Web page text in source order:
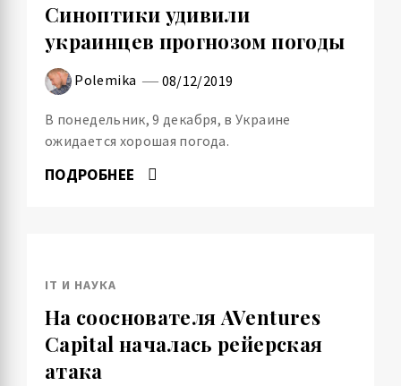
Синоптики удивили
украинцев прогнозом погоды
Polemika 08/12/2019
В понедельник, 9 декабря, в Украине
ожидается хорошая погода.
ПОДРОБНЕЕ
IT И НАУКА
На сооснователя AVentures
Capital началась рейерская
атака